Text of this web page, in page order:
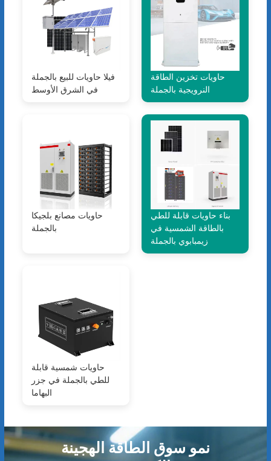
فيلا حاويات للبيع بالجملة
في الشرق الأوسط
حاويات تخزين الطاقة
النرويجية بالجملة
حاويات مصانع بلجيكا
بالجملة
بناء حاويات قابلة للطي
بالطاقة الشمسية في
زيمبابوي بالجملة
حاويات شمسية قابلة
للطي بالجملة في جزر
البهاما
نمو سوق الطاقة الهجينة